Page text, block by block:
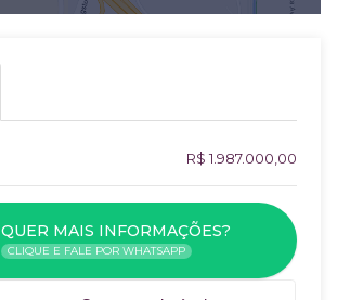
R$ 1.987.000,00
QUER MAIS INFORMAÇÕES?
CLIQUE E FALE POR WHATSAPP